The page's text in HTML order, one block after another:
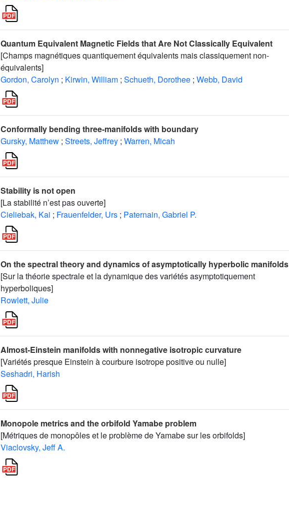
Quantum Equivalent Magnetic Fields that Are Not Classically Equivalent
[Champs magnétiques quantiquement équivalents mais classiquement non-
équivalents]
Gordon, Carolyn ; Kirwin, William ; Schueth, Dorothee ; Webb, David
Conformally bending three-manifolds with boundary
Gursky, Matthew ; Streets, Jeffrey ; Warren, Micah
Stability is not open
[La stabilité n’est pas ouverte]
Cieliebak, Kai ; Frauenfelder, Urs ; Paternain, Gabriel P.
On the spectral theory and dynamics of asymptotically hyperbolic manifolds
[Sur la théorie spectrale et la dynamique des variétés asymptotiquement
hyperboliques]
Rowlett, Julie
Almost-Einstein manifolds with nonnegative isotropic curvature
[Variétés presque Einstein à courbure isotrope positive ou nulle]
Seshadri, Harish
Monopole metrics and the orbifold Yamabe problem
[Métriques de monopôles et le problème de Yamabe sur les orbifolds]
Viaclovsky, Jeff A.